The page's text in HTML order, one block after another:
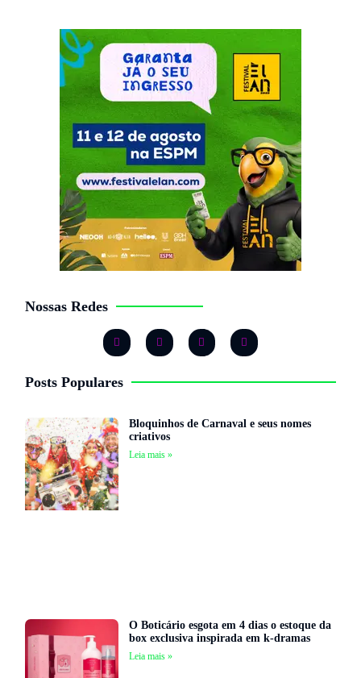
Nossas Redes
Posts Populares
Bloquinhos de Carnaval e seus nomes
criativos
Leia mais »
O Boticário esgota em 4 dias o estoque da
box exclusiva inspirada em k-dramas
Leia mais »